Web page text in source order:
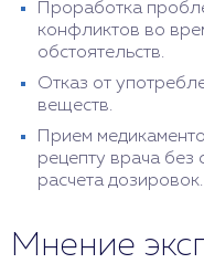
Проработка
конфликтов во
обстоятельств.
Отказ от
веществ.
Прием
рецепту врача без
расчета дозировок.
Мнение